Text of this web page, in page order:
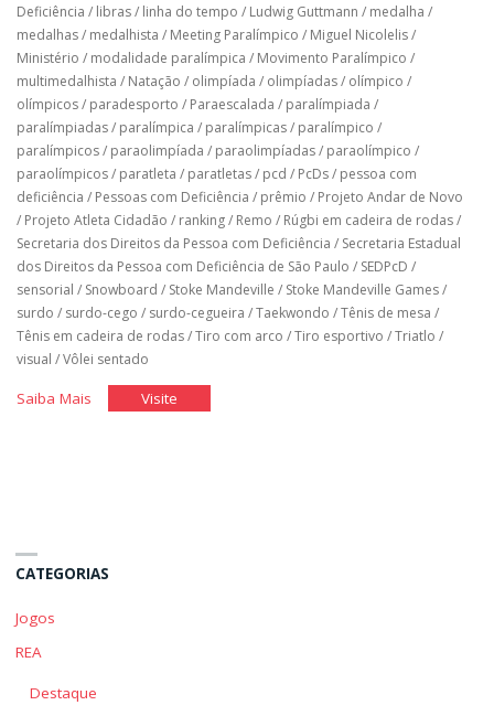
Deficiência / libras/ linha do tempo / Ludwig Guttmann / medalha /
medalhas/ medalhista / Meeting Paralímpico / Miguel Nicolelis/
Ministério / modalidade paralímpica / Movimento Paralímpico /
multimedalhista / Natação / olimpíada / olimpíadas/ olímpico /
olímpicos/ paradesporto / Paraescalada / paralímpiada /
paralímpiadas/ paralímpica / paralímpicas/ paralímpico /
paralímpicos/ paraolimpíada / paraolimpíadas/ paraolímpico /
paraolímpicos/ paratleta / paratletas/ pcd / PcDs/ pessoa com
deficiência / Pessoas com Deficiência / prêmio / Projeto Andar de Novo
/ Projeto Atleta Cidadão / ranking/ Remo / Rúgbi em cadeira de rodas/
Secretaria dos Direitos da Pessoa com Deficiência / Secretaria Estadual
dos Direitos da Pessoa com Deficiência de São Paulo / SEDPcD /
sensorial / Snowboard / Stoke Mandeville / Stoke Mandeville Games/
surdo / surdo-cego / surdo-cegueira /Taekwondo /Tênis de mesa /
Tênis em cadeira de rodas/Tiro com arco /Tiro esportivo /Triatlo /
visual /Vôlei sentado
Saiba Mais"HistóriaVisite"História
CATEGORIAS
Jogos
REA
Destaque